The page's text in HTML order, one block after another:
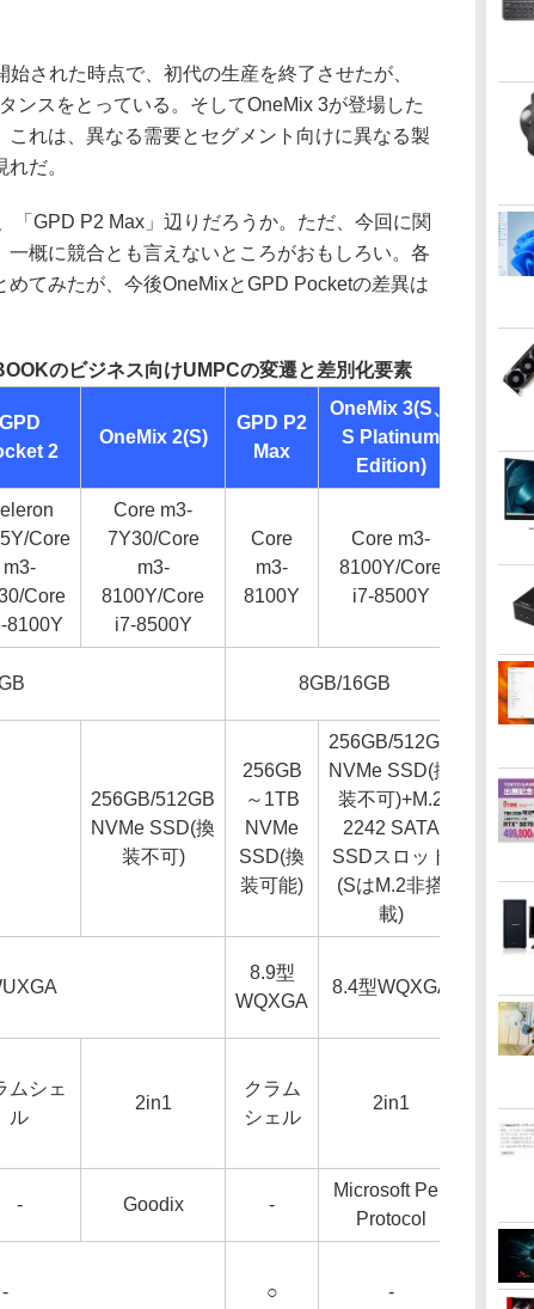
された時点で、初代の生産を終了させたが、
ンスをとっている。そしてOneMix 3が登場した
れは、異なる需要とセグメント向けに異なる製
だ。
GPD P2 Max」辺りだろうか。ただ、今回に関
一概に競合とも言えないところがおもしろい。各
てみたが、今後OneMixとGPD Pocketの差異は
のビジネス向けUMPCの変遷と差別化要素
GPD
2
OneMix 2(S)
GPD P2
Max
OneMix 3(S、
S Platinum
Edition)
Core
m3-
Core
8100Y
Core m3-
7Y30/Core
m3-
8100Y/Core
i7-8500Y
Core
m3-
8100Y
Core m3-
8100Y/Core
i7-8500Y
8GB/16GB
256GB/512GB
NVMe SSD(換
装不可)
256GB
～1TB
NVMe
SSD(換
装可能)
256GB/512GB
NVMe SSD(換
装不可)+M.2
2242 SATA
SSDスロット
(SはM.2非搭
載)
8.9型
WQXGA
8.4型WQXGA
ムシェ
ル
2in1
クラム
シェル
2in1
- Goodix -
Microsoft Pen
Protocol
- ○ -